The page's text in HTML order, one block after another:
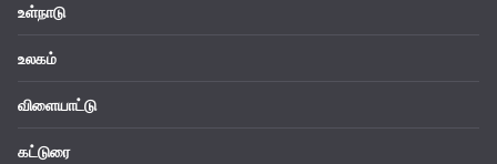
உள்நாடு
உலகம்
விளையாட்டு
கட்டுரை